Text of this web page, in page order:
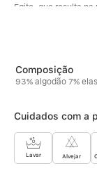
Egito, que resulta na
Além disso, o
seca e tendem a ser
93% algodão 7%
Cuidados com a
Lavar Alvejar